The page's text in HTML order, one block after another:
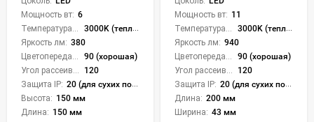
Мощность вт: 6
Температура света:
3000K (теплый)
Яркость лм: 380
Цветопередача (CRI):
90 (хорошая)
Угол рассеивания света °:
120
Защита IP: 20 (для сухих пом.)
Высота: 150 мм
Длина: 150 мм
Мощность вт: 11
Температура света:
3000K (теплый)
Яркость лм: 940
Цветопередача (CRI):
90 (хорошая)
Угол рассеивания света °:
120
Защита IP: 20 (для сухих пом.)
Длина: 200 мм
Ширина: 43 мм